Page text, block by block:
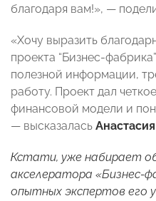
благодаря вам!», —
«Хочу выразить
проекта “Бизнес-
полезной информации,
работу. Проект дал
финансовой модели и
— высказалась
Кстати, уже набирает
акселератора «Бизнес-
опытных экспертов его